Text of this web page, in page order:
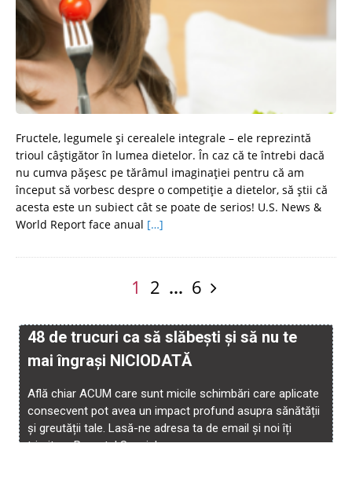
Fructele, legumele și cerealele integrale – ele reprezintă
trioul câștigător în lumea dietelor. În caz că te întrebi dacă
nu cumva pășesc pe tărâmul imaginației pentru că am
început să vorbesc despre o competiție a dietelor, să știi că
acesta este un subiect cât se poate de serios! U.S. News &
World Report face anual […]
1 2 … 6